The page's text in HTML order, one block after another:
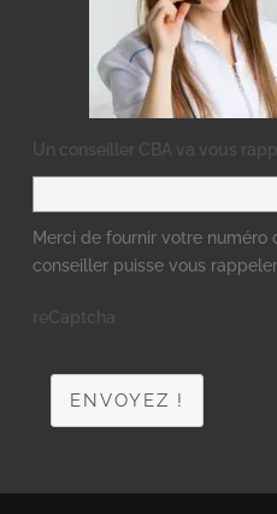
Un conseiller CBA va vous
Merci de fournir votre numéro
conseiller puisse vous rappeler
reCaptcha
ENVOYEZ !